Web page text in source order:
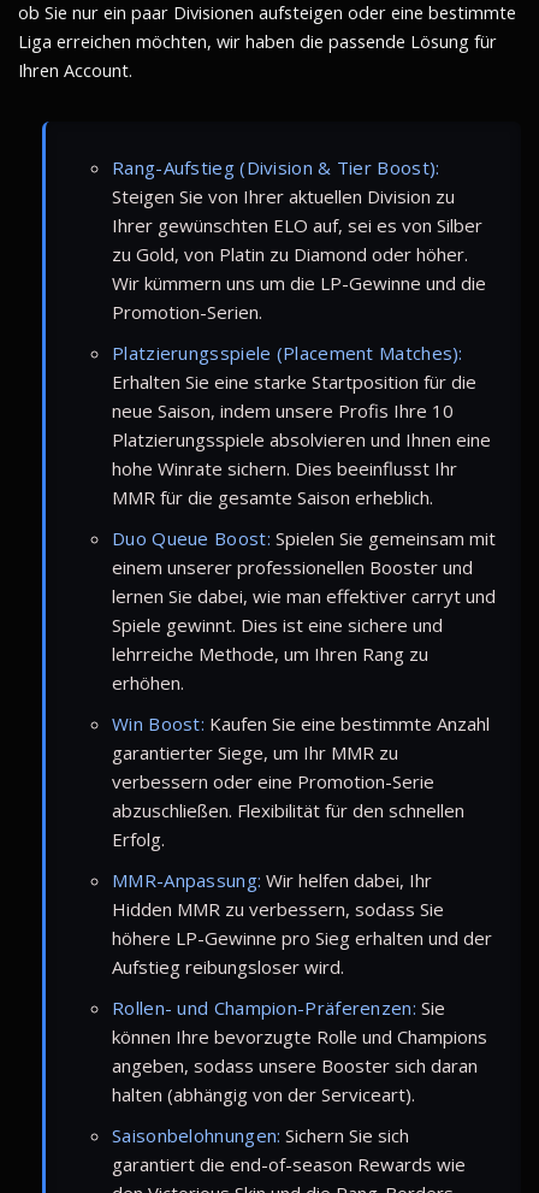
ob Sie nur ein paar Divisionen aufsteigen oder eine bestimmte
Liga erreichen möchten, wir haben die passende Lösung für
Ihren Account.
Rang-Aufstieg (Division & Tier Boost):
Steigen Sie von Ihrer aktuellen Division zu
Ihrer gewünschten ELO auf, sei es von Silber
zu Gold, von Platin zu Diamond oder höher.
Wir kümmern uns um die LP-Gewinne und die
Promotion-Serien.
Platzierungsspiele (Placement Matches):
Erhalten Sie eine starke Startposition für die
neue Saison, indem unsere Profis Ihre 10
Platzierungsspiele absolvieren und Ihnen eine
hohe Winrate sichern. Dies beeinflusst Ihr
MMR für die gesamte Saison erheblich.
Duo Queue Boost: Spielen Sie gemeinsam mit
einem unserer professionellen Booster und
lernen Sie dabei, wie man effektiver carryt und
Spiele gewinnt. Dies ist eine sichere und
lehrreiche Methode, um Ihren Rang zu
erhöhen.
Win Boost: Kaufen Sie eine bestimmte Anzahl
garantierter Siege, um Ihr MMR zu
verbessern oder eine Promotion-Serie
abzuschließen. Flexibilität für den schnellen
Erfolg.
MMR-Anpassung: Wir helfen dabei, Ihr
Hidden MMR zu verbessern, sodass Sie
höhere LP-Gewinne pro Sieg erhalten und der
Aufstieg reibungsloser wird.
Rollen- und Champion-Präferenzen: Sie
können Ihre bevorzugte Rolle und Champions
angeben, sodass unsere Booster sich daran
halten (abhängig von der Serviceart).
Saisonbelohnungen: Sichern Sie sich
garantiert die end-of-season Rewards wie